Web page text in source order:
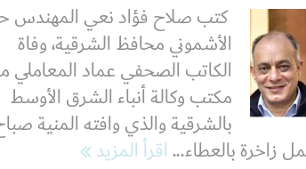
كتب صلاح فؤاد نعي المهندس
الأشموني محافظ الشرقية، وفاة
الكاتب الصحفي عماد المعاملي
مكتب وكالة أنباء الشرق الأوسط
بالشرقية والذي وافته المنية
زاخرة بالعطاء...اقرأ المزيد